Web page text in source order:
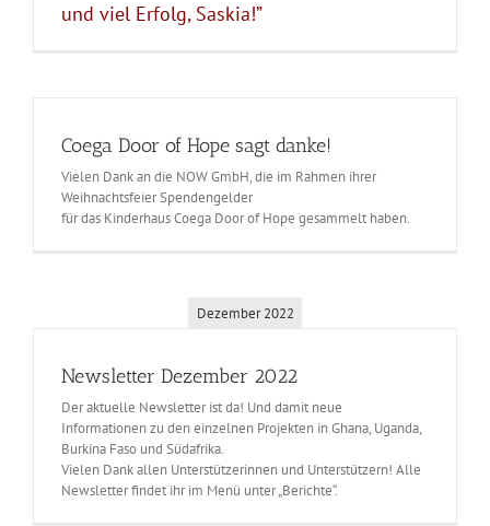
und viel Erfolg, Saskia!”
Coega Door of Hope sagt danke!
Vielen Dank an die NOW GmbH, die im Rahmen ihrer
Weihnachtsfeier Spendengelder
für das Kinderhaus Coega Door of Hope gesammelt haben.
Dezember 2022
Newsletter Dezember 2022
Der aktuelle Newsletter ist da! Und damit neue
Informationen zu den einzelnen Projekten in Ghana, Uganda,
Burkina Faso und Südafrika.
Vielen Dank allen Unterstützerinnen und Unterstützern! Alle
Newsletter findet ihr im Menü unter „Berichte“.